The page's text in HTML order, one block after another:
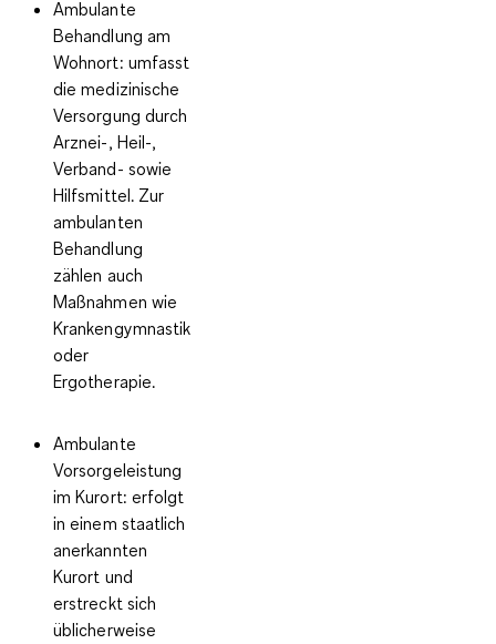
Ambulante
Behandlung am
Wohnort: umfasst
die medizinische
Versorgung durch
Arznei-, Heil-,
Verband- sowie
Hilfsmittel. Zur
ambulanten
Behandlung
zählen auch
Maßnahmen wie
Krankengymnastik
oder
Ergotherapie.
Ambulante
Vorsorgeleistung
im Kurort: erfolgt
in einem staatlich
anerkannten
Kurort und
erstreckt sich
üblicherweise